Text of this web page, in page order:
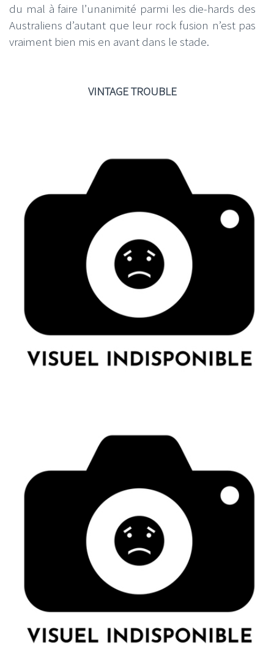
du mal à faire l’unanimité parmi les die-hards des
Australiens d’autant que leur rock fusion n’est pas
vraiment bien mis en avant dans le stade.
VINTAGE TROUBLE